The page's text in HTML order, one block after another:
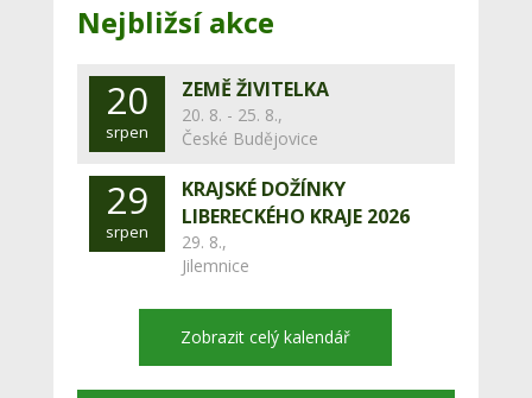
Nejbližsí akce
20
srpen
ZEMĚ ŽIVITELKA
20. 8. - 25. 8.,
České Budějovice
29
srpen
KRAJSKÉ DOŽÍNKY
LIBERECKÉHO KRAJE 2026
29. 8.,
Jilemnice
Zobrazit celý kalendář